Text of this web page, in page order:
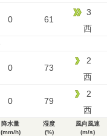
0 61
3
西
0 73
2
西
0 79
2
西
降水量
(mm/h)
湿度
(%)
風向風速
(m/s)